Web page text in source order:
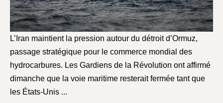
L’Iran maintient la pression autour du détroit d’Ormuz,
passage stratégique pour le commerce mondial des
hydrocarbures. Les Gardiens de la Révolution ont affirmé
dimanche que la voie maritime resterait fermée tant que
les États-Unis ...